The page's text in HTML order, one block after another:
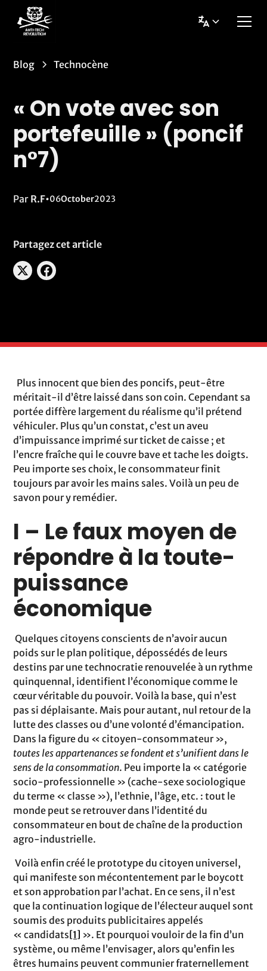
Blog Technocène
« On vote avec son
portefeuille » (poncif
n°7)
Par R.F•06October2023
Partagez cet article
Plus innocent que bien des poncifs, peut-être
méritait-il d’être laissé dans son coin. Cependant sa
portée diffère largement du réalisme qu’il prétend
véhiculer. Plus qu’un constat, c’est un aveu
d’impuissance imprimé sur ticket de caisse ; et
l’encre fraîche qui le couvre bave et tache les doigts.
Peu importe ses choix, le consommateur finit
toujours par avoir les mains sales. Voilà un peu de
savon pour y remédier.
I – Le faux moyen de
répondre à la toute-
puissance
économique
Quelques citoyens conscients de n’avoir aucun
poids sur le plan politique, dépossédés de leurs
destins par une technocratie renouvelée à un rythme
quinquennal, identifient l’économique comme le
cœur véritable du pouvoir. Voilà la base, qui n’est
pas si déplaisante. Mais pour autant, nul retour de la
lutte des classes ou d’une volonté d’émancipation.
Dans la figure du « citoyen-consommateur »,
toutes les appartenances se fondent et s’unifient dans le
sens de la consommation. Peu importe la « catégorie
socio-professionnelle » (cache-sexe sociologique
du terme « classe »), l’ethnie, l’âge, etc. : tout le
monde peut se retrouver dans l’identité du
consommateur en bout de chaîne de la production
agro-industrielle.
Voilà enfin créé le prototype du citoyen universel,
qui manifeste son mécontentement par le boycott
et son approbation par l’achat. En ce sens, il n’est
que la continuation logique de l’électeur auquel sont
soumis des produits publicitaires appelés
« candidats [1] ». Et pourquoi vouloir de la fin d’un
système, ou même l’envisager, alors qu’enfin les
êtres humains peuvent communier fraternellement